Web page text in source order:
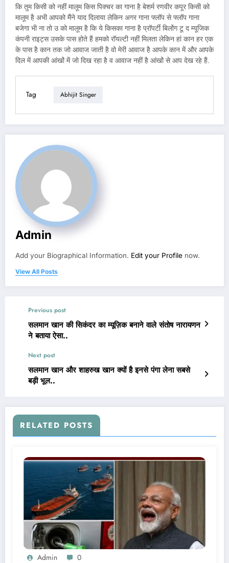
कि तुम किसी को नहीं मालूम किस पिक्चर का गाना है बेशर्म रणवीर कपूर किसी को
मालूम है अभी आपको मैंने याद दिलाया लेकिन अगर गाना फ्लॉप से फ्लॉप गाना
बजेगा भी ना तो उ को मालूम है कि ये किसका गाना है प्रॉपर्टी बिलोंग टू द म्यूजिक
कंपनी राइट्स उसके पास होते हैं हमको रॉयल्टी नहीं मिलता लेकिन हां कान हर एक
के पास है कान तक जो आवाज जाती है वो मेरी आवाज है आपके कान में और आपके
दिल में आपकी आंखों में जो दिख रहा है व आवाज नहीं है आंखों से आप देख रहे हैं.
Tag Abhijit Singer
Admin
Add your Biographical Information. Edit your Profile now.
View All Posts
Previous post
सलमान खान की सिकंदर का म्यूज़िक बनाने वाले संतोष नारायणन
ने बताया ऐसा..
Next post
सलमान खान और शाहरुख खान क्यों है इनसे पंगा लेना सबसे
बड़ी भूल..
RELATED POSTS
Admin 0